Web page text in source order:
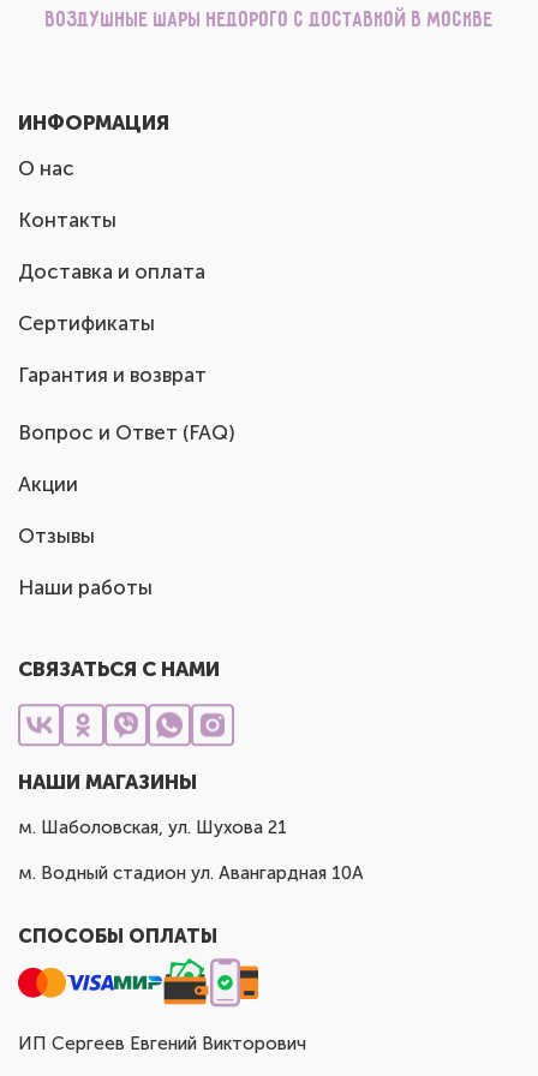
Воздушные шары недорого с доставкой в Москве
ИНФОРМАЦИЯ
О нас
Контакты
Доставка и оплата
Сертификаты
Гарантия и возврат
Вопрос и Ответ (FAQ)
Акции
Отзывы
Наши работы
СВЯЗАТЬСЯ С НАМИ
НАШИ МАГАЗИНЫ
м. Шаболовская, ул. Шухова 21
м. Водный стадион ул. Авангардная 10А
СПОСОБЫ ОПЛАТЫ
ИП Сергеев Евгений Викторович